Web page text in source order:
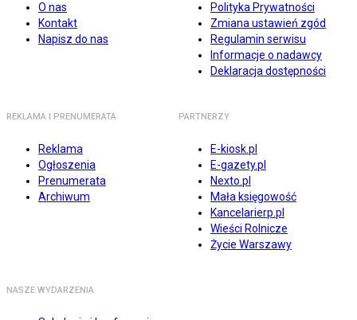
O nas
Kontakt
Napisz do nas
Polityka Prywatności
Zmiana ustawień zgód
Regulamin serwisu
Informacje o nadawcy
Deklaracja dostępności
REKLAMA I PRENUMERATA
Reklama
Ogłoszenia
Prenumerata
Archiwum
PARTNERZY
E-kiosk.pl
E-gazety.pl
Nexto.pl
Mała księgowość
Kancelarierp.pl
Wieści Rolnicze
Życie Warszawy
NASZE WYDARZENIA